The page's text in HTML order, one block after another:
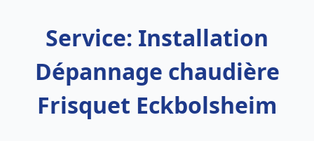
Service: Installation
Dépannage chaudière
Frisquet Eckbolsheim